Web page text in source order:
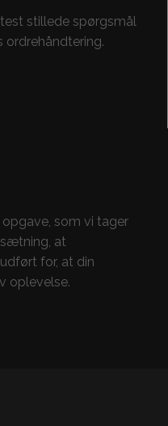
stillede spørgsmål
ordrehåndtering.
som vi tager
at
for, at din
oplevelse.